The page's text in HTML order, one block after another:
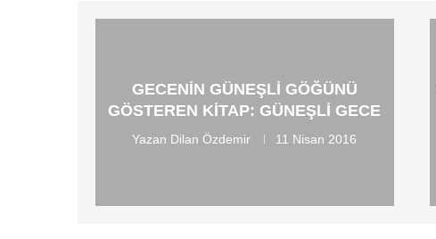
GECENIN GÜNEŞLI GÖĞÜNÜ
GÖSTEREN KITAP: GÜNEŞLI GECE
Yazan Dilan Özdemir 11 Nisan 2016